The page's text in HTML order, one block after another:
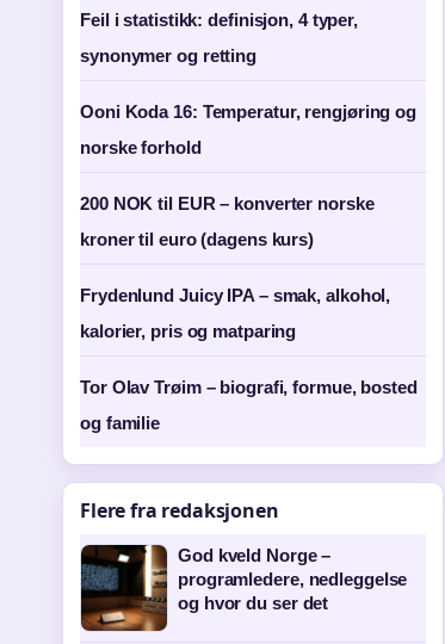
Feil i statistikk: definisjon, 4 typer,
synonymer og retting
Ooni Koda 16: Temperatur, rengjøring og
norske forhold
200 NOK til EUR – konverter norske
kroner til euro (dagens kurs)
Frydenlund Juicy IPA – smak, alkohol,
kalorier, pris og matparing
Tor Olav Trøim – biografi, formue, bosted
og familie
Flere fra redaksjonen
God kveld Norge –
programledere, nedleggelse
og hvor du ser det